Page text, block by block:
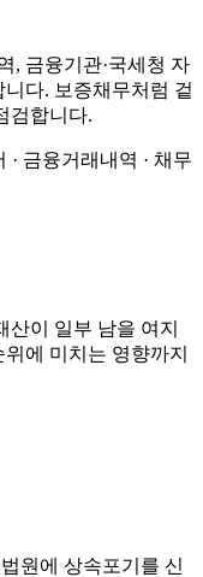
, 금융기관·국세청 자
다. 보증채무처럼 겉
검합니다.
· 금융거래내역 · 채무
이 일부 남을 여지
에 미치는 영향까지
원에 상속포기를 신